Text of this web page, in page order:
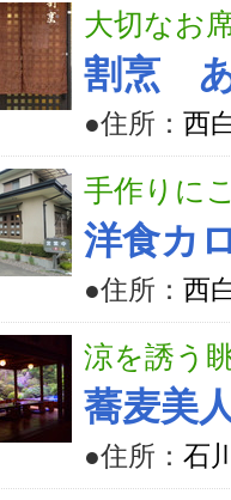
大切なお
割烹
●住所： 西
手作りに
洋食カ
●住所： 西
涼を誘う
蕎麦美
●住所： 石